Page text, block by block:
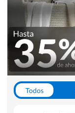
Todos